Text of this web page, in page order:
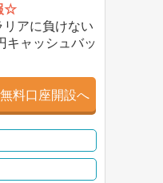
☆
アに負けない
キャッシュバッ
無料口座開設へ